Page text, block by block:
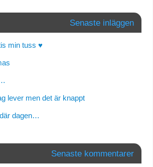
Senaste inläggen
min tuss ♥
lever men det är knappt
dagen…
Senaste kommentarer